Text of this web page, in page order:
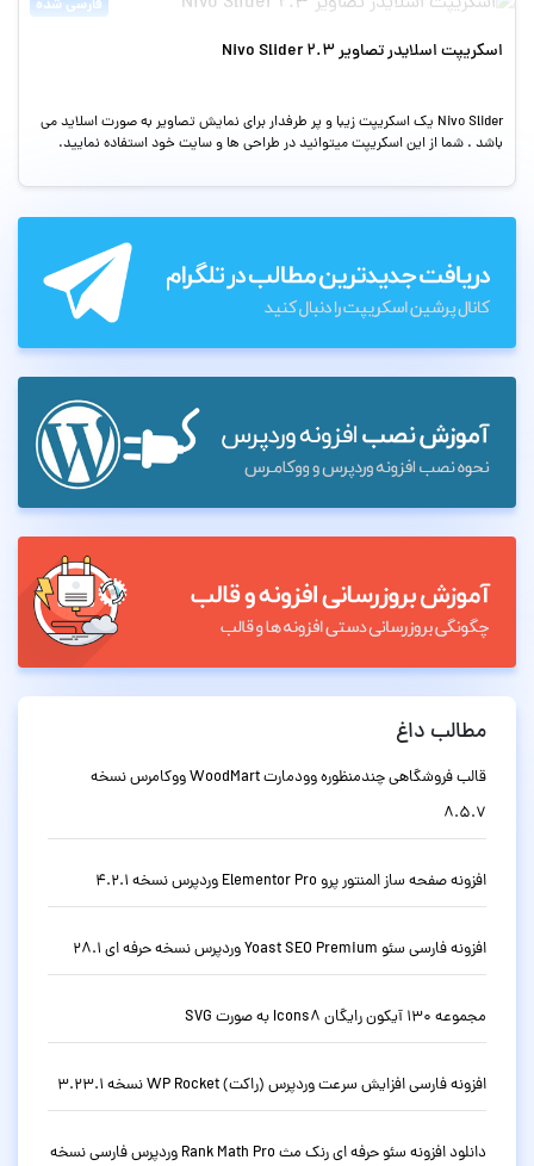
فارسی شده
اسکریپت اسلایدر تصاویر Nivo Slider 2.3
Nivo Slider یک اسکریپت زیبا و پر طرفدار برای نمایش تصاویر به صورت اسلاید می
باشد . شما از این اسکریپت میتوانید در طراحی ها و سایت خود استفاده نمایید.
مطالب داغ
قالب فروشگاهی چندمنظوره وودمارت WoodMart ووکامرس نسخه
8.5.7
افزونه صفحه ساز المنتور پرو Elementor Pro وردپرس نسخه 4.2.1
افزونه فارسی سئو Yoast SEO Premium وردپرس نسخه حرفه ای 28.1
مجموعه 130 آیکون رایگان Icons8 به صورت SVG
افزونه فارسی افزایش سرعت وردپرس (راکت) WP Rocket نسخه 3.23.1
دانلود افزونه سئو حرفه ای رنک مث Rank Math Pro وردپرس فارسی نسخه